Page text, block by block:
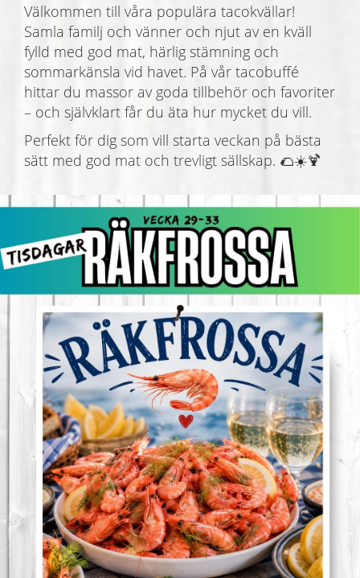
Välkommen till våra populära tacokvällar!
Samla familj och vänner och njut av en kväll
fylld med god mat, härlig stämning och
sommarkänsla vid havet. På vår tacobuffé
hittar du massor av goda tillbehör och favoriter
– och självklart får du äta hur mycket du vill.
Perfekt för dig som vill starta veckan på bästa
sätt med god mat och trevligt sällskap. 🌮☀️🍹